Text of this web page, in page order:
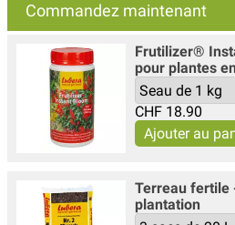
Commandez maintenant
Frutilizer®
pour plantes
CHF 18.90
Terreau fertile
plantation